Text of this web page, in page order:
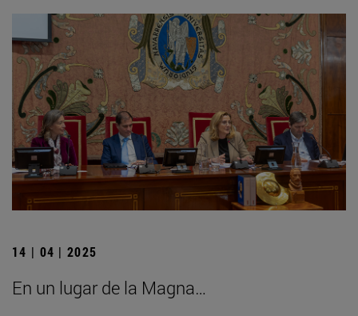
14 | 04 | 2025
En un lugar de la Magna…